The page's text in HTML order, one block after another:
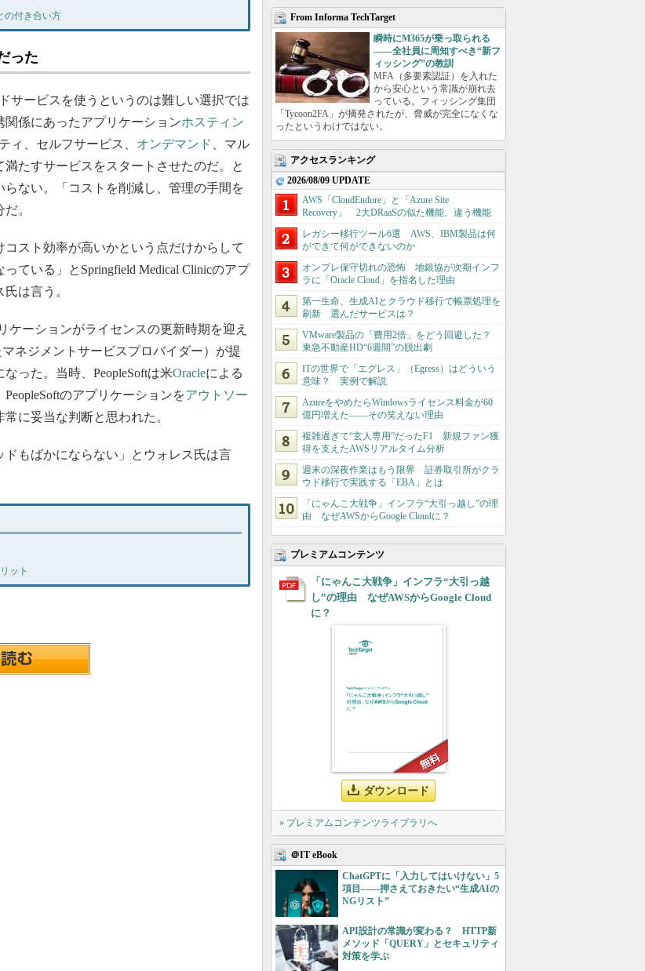
の付き合い方
った
サービスを使うというのは難しい選択では
係にあったアプリケーションホスティン
ィ、セルフサービス、 オンデマンド
、マル
たすサービスをスタートさせたのだ。と
ない。「コストを削減し、管理の手間を
。
スト効率が高いかという点だけからして
ている」とSpringfield Medical Clinicのアプ
は言う。
ケーションがライセンスの更新時期を迎え
ネジメントサービスプロバイダー）が提
った。当時、PeopleSoftは米Oracleによる
のアプリケーションをアウトソー
に妥当な判断と思われた。
ドもばかにならない」とウォレス氏は言
ット
From Informa TechTarget
瞬時にM365が乗っ取られる
――全社員に周知すべき“新フ
ィッシング”の教訓
MFA（多要素認証）を入れた
から安心という常識が崩れ去
っている。フィッシング集団
「Tycoon2FA」が摘発されたが、脅威が完全になくな
ったというわけではない。
アクセスランキング
2026/08/09 UPDATE
AWS「CloudEndure」と「Azure Site
Recovery」 2大DRaaSの似た機能、違う機能
レガシー移行ツール6選 AWS、IBM製品は何
ができて何ができないのか
オンプレ保守切れの恐怖 地銀協が次期インフ
ラに「Oracle Cloud」を指名した理由
第一生命、生成AIとクラウド移行で帳票処理を
刷新 選んだサービスは？
VMware製品の「費用2倍」をどう回避した？
東急不動産HD“6週間”の脱出劇
ITの世界で「エグレス」（Egress）はどういう
意味？ 実例で解説
AzureをやめたらWindowsライセンス料金が60
億円増えた――その笑えない理由
複雑過ぎて“玄人専用”だったF1 新規ファン獲
得を支えたAWSリアルタイム分析
週末の深夜作業はもう限界 証券取引所がクラ
ウド移行で実践する「EBA」とは
「にゃんこ大戦争」インフラ“大引っ越し”の理
由 なぜAWSからGoogle Cloudに？
プレミアムコンテンツ
「にゃんこ大戦争」インフラ“大引っ越
し”の理由 なぜAWSからGoogle Cloud
に？
ダウンロード
» プレミアムコンテンツライブラリへ
＠IT eBook
ChatGPTに「入力してはいけない」5
項目――押さえておきたい“生成AIの
NGリスト”
API設計の常識が変わる？ HTTP新
メソッド「QUERY」とセキュリティ
対策を学ぶ